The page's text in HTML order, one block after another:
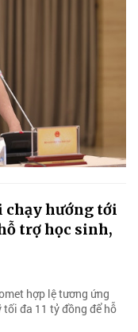
chạy hướng tới
trợ học sinh,
hợp lệ tương ứng
đa 11 tỷ đồng để hỗ